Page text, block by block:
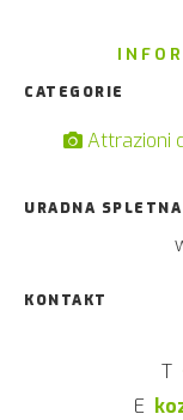
CATEGORIE
Attrazioni
URADNA
KONTAKT
T
E